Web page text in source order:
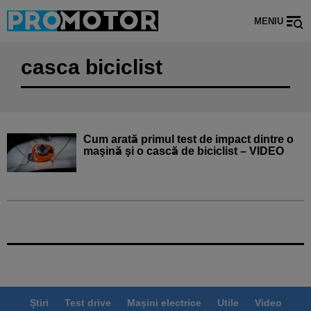
MENIU
casca biciclist
Cum arată primul test de impact dintre o
maşină şi o cască de biciclist – VIDEO
Știri Test drive Mașini electrice Utile
Video